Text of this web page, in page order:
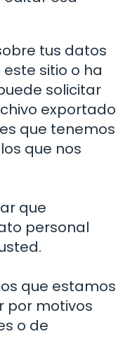
tus datos
sitio o ha
solicitar
exportado
que tenemos
que nos
que
personal
que estamos
por motivos
o de